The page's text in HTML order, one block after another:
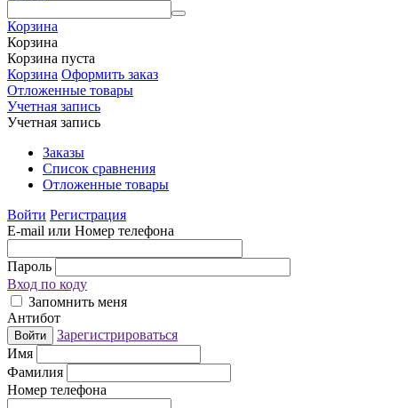
Корзина
Корзина
Корзина пуста
Корзина Оформить заказ
Отложенные товары
Учетная запись
Учетная запись
Заказы
Список сравнения
Отложенные товары
Войти Регистрация
E-mail или Номер телефона
Пароль
Вход по коду
Запомнить меня
Антибот
Войти
Зарегистрироваться
Имя
Фамилия
Номер телефона